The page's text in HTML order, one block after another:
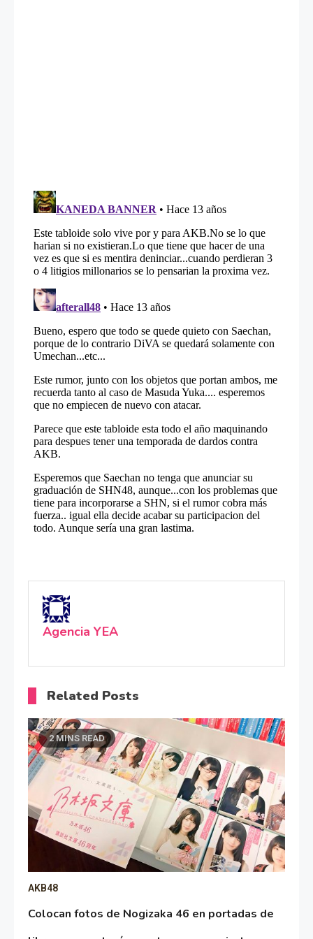
Agencia YEA
Related Posts
2 MINS READ
AKB48
Colocan fotos de Nogizaka 46 en portadas de